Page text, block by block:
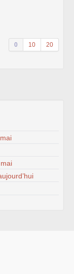
0 10 20